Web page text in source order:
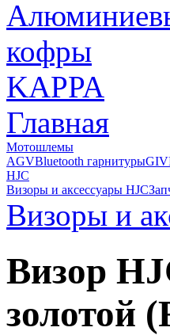
Главная
Мотошлемы
AGVBluetooth гарнитуры
HJC
Визоры и аксессуары HJC
Визоры и
Визор
золотой